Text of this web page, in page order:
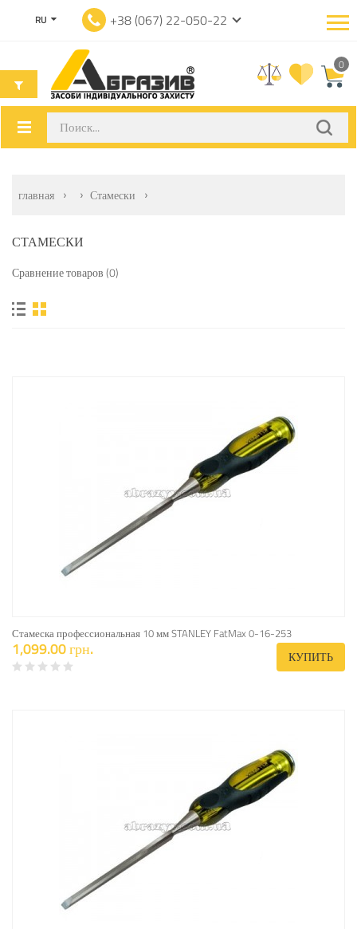
RU +38 (067) 22-050-22
0
главная Стамески
СТАМЕСКИ
Сравнение товаров (0)
Стамеска профессиональная 10 мм STANLEY FatMax 0-16-253
1,099.00 грн. КУПИТЬ